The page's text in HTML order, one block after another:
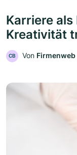
Karriere
Kreativität
CB Von